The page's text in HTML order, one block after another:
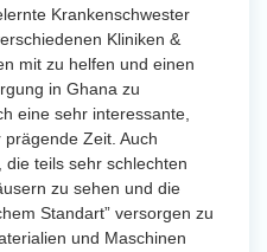
Krankenschwester
Kliniken &
mit zu helfen und einen
in Ghana zu
eine sehr interessante,
Zeit. Auch
teils sehr schlechten
zu sehen und die
Standart” versorgen zu
und Maschinen